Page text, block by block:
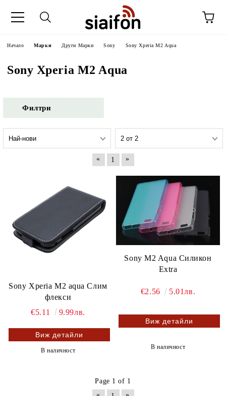
Начало Марки Други Марки Sony Sony Xperia M2 Aqua
Sony Xperia M2 Aqua
Филтри
« 1 »
Sony Xperia M2 aqua Слим
флекси
€5.11
9.99лв.
Виж детайли
В наличност
Sony M2 Aqua Силикон
Extra
€2.56 5.01лв.
Виж детайли
В наличност
Page 1 of 1
«
»